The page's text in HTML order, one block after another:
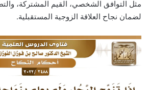
مثل التوافق الشخصي، القيم المشتركة،
لضمان نجاح العلاقة الزوجية المستقبلية.